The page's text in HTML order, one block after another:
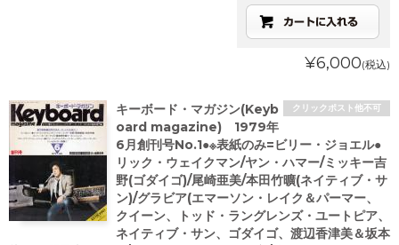
¥6,000(税込)
クリックポスト他不可
キーボード・マガジン(Keyb
oard magazine) 1979年
6月創刊号No.1●※表紙のみ=ビリー・ジョエル●
リック・ウェイクマン/ヤン・ハマー/ミッキー吉
野(ゴダイゴ)/尾崎亜美/本田竹曠(ネイティブ・サ
ン)/グラビア(エマーソン・レイク＆パーマー、
クイーン、トッド・ラングレンズ・ユートピア、
ネイティブ・サン、ゴダイゴ、渡辺香津美＆坂本